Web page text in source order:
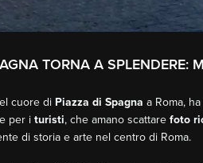
TORNA A SPLENDERE:
cuore di Piazza di Spagna a Roma,
per i turisti, che amano scattare foto
di storia e arte nel centro di Roma.